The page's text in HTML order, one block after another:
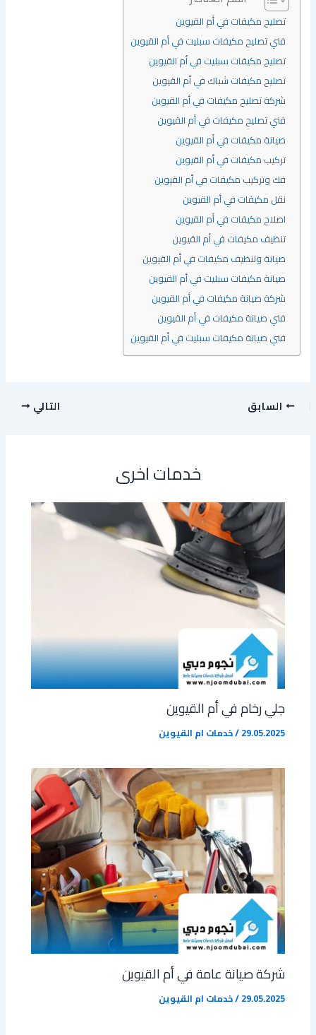
تصليح مكيفات في أم القيوين
فني تصليح مكيفات سبليت في أم القيوين
تصليح مكيفات سبليت في أم القيوين
تصليح مكيفات شباك في أم القيوين
شركة تصليح مكيفات في أم القيوين
فني تصليح مكيفات في أم القيوين
صيانة مكيفات في أم القيوين
تركيب مكيفات في أم القيوين
فك وتركيب مكيفات في أم القيوين
نقل مكيفات في أم القيوين
اصلاح مكيفات في أم القيوين
تنظيف مكيفات في أم القيوين
صيانة وتنظيف مكيفات في أم القيوين
صيانة مكيفات سبليت في أم القيوين
شركة صيانة مكيفات في أم القيوين
فني صيانة مكيفات في أم القيوين
فني صيانة مكيفات سبليت في أم القيوين
السابق التالي
خدمات اخرى
جلي رخام في أم القيوين
29.05.2025
/خدمات ام القيوين
شركة صيانة عامة في أم القيوين
29.05.2025
/خدمات ام القيوين